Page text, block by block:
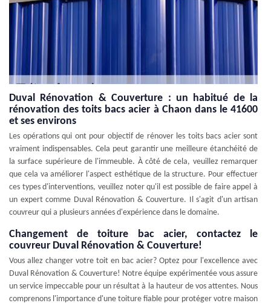
Duval Rénovation & Couverture : un habitué de la
rénovation des toits bacs acier à Chaon dans le 41600
et ses environs
Les opérations qui ont pour objectif de rénover les toits bacs acier sont
vraiment indispensables. Cela peut garantir une meilleure étanchéité de
la surface supérieure de l'immeuble. À côté de cela, veuillez remarquer
que cela va améliorer l'aspect esthétique de la structure. Pour effectuer
ces types d'interventions, veuillez noter qu'il est possible de faire appel à
un expert comme Duval Rénovation & Couverture. Il s'agit d'un artisan
couvreur qui a plusieurs années d'expérience dans le domaine.
Changement de toiture bac acier, contactez le
couvreur Duval Rénovation & Couverture!
Vous allez changer votre toit en bac acier? Optez pour l'excellence avec
Duval Rénovation & Couverture! Notre équipe expérimentée vous assure
un service impeccable pour un résultat à la hauteur de vos attentes. Nous
comprenons l'importance d'une toiture fiable pour protéger votre maison